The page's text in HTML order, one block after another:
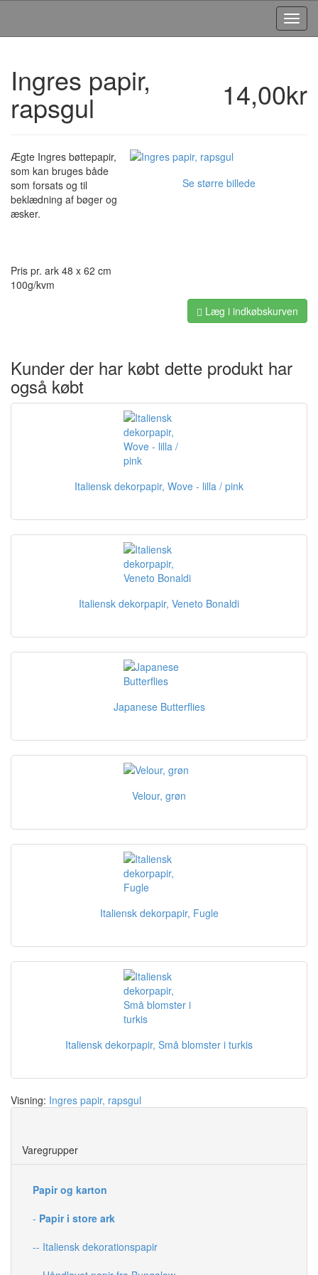
14,00kr
Ingres papir,
rapsgul
Se større billede
Ægte Ingres bøttepapir,
som kan bruges både
som forsats og til
beklædning af bøger og
æsker.
Pris pr. ark 48 x 62 cm
100g/kvm
Læg i indkøbskurven
Kunder der har købt dette produkt har
også købt
Italiensk dekorpapir, Wove - lilla / pink
Italiensk dekorpapir, Veneto Bonaldi
Japanese Butterflies
Velour, grøn
Italiensk dekorpapir, Fugle
Italiensk dekorpapir, Små blomster i turkis
Visning: Ingres papir, rapsgul
Varegrupper
Papir og karton
- Papir i store ark
-- Italiensk dekorationspapir